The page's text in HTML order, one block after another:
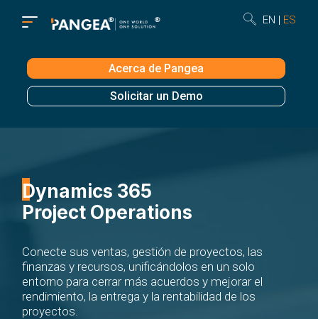
Acerca de Pangea
Solicitar un Demo
EN ES
Dynamics 365
Project Operations
Conecte sus ventas, gestión de proyectos, las
finanzas y recursos, unificándolos en un solo
entorno para cerrar más acuerdos y mejorar el
rendimiento, la entrega y la rentabilidad de los
proyectos.